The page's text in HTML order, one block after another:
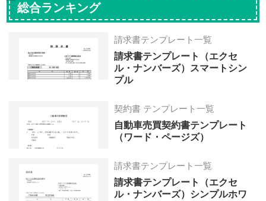
総合ランキング
請求書テンプレート一覧
請求書テンプレート（エクセ
ル・ナンバーズ）スマートシン
プル
契約書 テンプレート一覧
自動車売買契約書テンプレート
（ワード・ページズ）
請求書テンプレート一覧
請求書テンプレート（エクセ
ル・ナンバーズ）シンプルホワ